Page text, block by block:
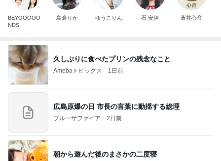
BEYOOOOO
NDS
島倉りか ゆうこりん 石 安伊 蒼井心音
久しぶりに食べたプリンの残念なこと
Amebaトピックス 1日前
広島原爆の日 市長の言葉に動揺する総理
ブルーサファイア 2日前
朝から遊んだ後のまさかの二度寝